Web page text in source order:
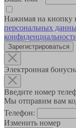
Нажимая на кнопку
персональных
Зарегистрироваться
Электронная
Введите номер
Мы отправим вам
Телефон:
Изменить номер